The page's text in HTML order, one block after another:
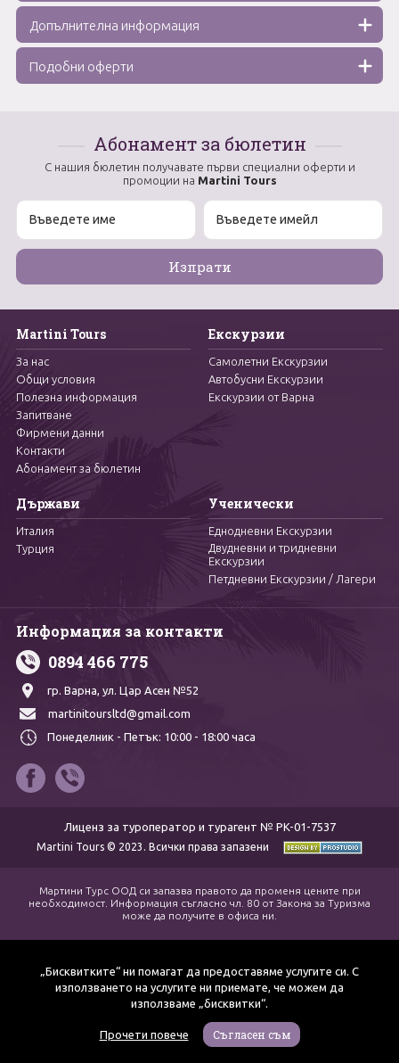
Допълнителна информация
Подобни оферти
Абонамент за бюлетин
С нашия бюлетин получавате първи специални оферти и
промоции на Martini Tours
Martini Tours
За нас
Общи условия
Полезна информация
Запитване
Фирмени данни
Контакти
Абонамент за бюлетин
Екскурзии
Самолетни Екскурзии
Автобусни Екскурзии
Екскурзии от Варна
Държави
Италия
Турция
Ученически
Еднодневни Екскурзии
Двудневни и тридневни
Екскурзии
Петдневни Екскурзии / Лагери
Информация за контакти
0894 466 775
гр. Варна, ул. Цар Асен №52
martinitoursltd@gmail.com
Понеделник - Петък: 10:00 - 18:00 часа
Лиценз за туроператор и турагент № PK-01-7537
Martini Tours © 2023. Всички права запазени
Мартини Турс ООД си запазва правото да променя цените при
необходимост. Информация съгласно чл. 80 от Закона за Туризма
може да получите в офиса ни.
„Бисквитките“ ни помагат да предоставяме услугите си. С
използването на услугите ни приемате, че можем да
използваме „бисквитки“.
Прочети повече Съгласен съм